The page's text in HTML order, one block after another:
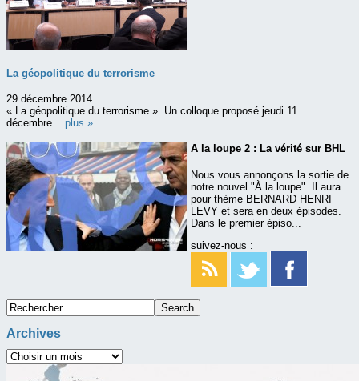
La géopolitique du terrorisme
29 décembre 2014
« La géopolitique du terrorisme ». Un colloque proposé jeudi 11
décembre... plus »
A la loupe 2 : La vérité sur BHL
Nous vous annonçons la sortie de
notre nouvel "À la loupe". Il aura
pour thème BERNARD HENRI
LEVY et sera en deux épisodes.
Dans le premier épiso...
suivez-nous :
Archives